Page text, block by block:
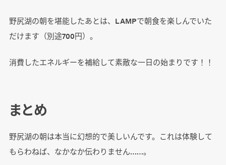
野尻湖の朝を堪能したあとは、LAMPで朝食を楽しんでいた
だけます（別途700円）。
消費したエネルギーを補給して素敵な一日の始まりです！！
まとめ
野尻湖の朝は本当に幻想的で美しいんです。これは体験して
もらわねば、なかなか伝わりません……。